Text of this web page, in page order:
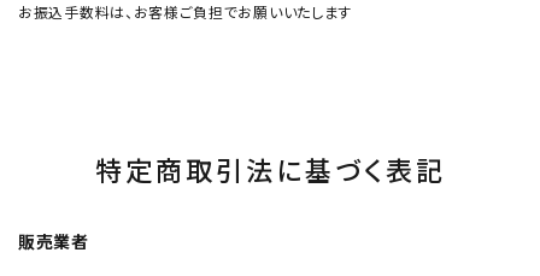
お振込手数料は、お客様ご負担でお願いいたします
特定商取引法に基づく表記
販売業者